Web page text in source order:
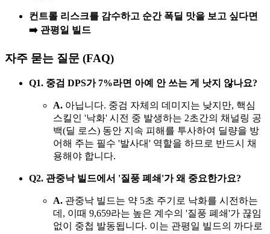
컨트롤 리스크를 감수하고 순간 폭딜 맛을 보고 싶다면
➡️ 관평일 빌드
자주 묻는 질문 (FAQ)
Q1. 중검 DPS가 7%라면 아예 안 쓰는 게 낫지 않나요?
A. 아닙니다. 중검 자체의 데미지는 낮지만, 핵심
스킬인 '낙화' 시전 중 발생하는 2초간의 채널링 공
백(딜 로스) 동안 지속 피해를 투사하여 딜량을 방
어해 주는 필수 '발사대' 역할을 하므로 반드시 채
용해야 합니다.
Q2. 관중낙 빌드에서 '질풍 폐쇄'가 왜 중요한가요?
A. 관중낙 빌드는 약 5초 주기로 낙화를 시전하는
데, 이때 9,659라는 높은 계수의 '질풍 폐쇄'가 끊임
없이 중첩 발동됩니다. 이는 관평일 빌드의 까다로